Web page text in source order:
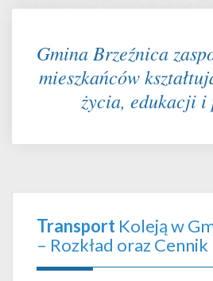
Gmina Brzeźnica
mieszkańców
życia, edukacji
Transport Koleją w
– Rozkład oraz